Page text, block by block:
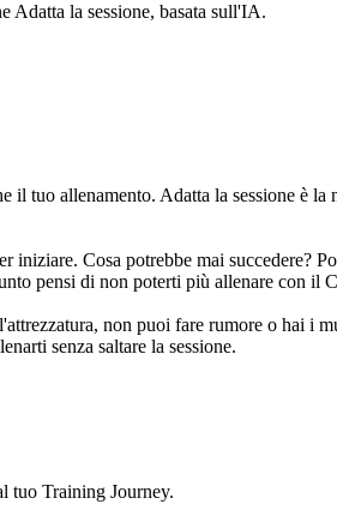
la sessione, basata sull'IA.
tuo allenamento. Adatta la sessione è
Cosa potrebbe mai succedere?
pensi di non poterti più allenare con
non puoi fare rumore o hai i
senza saltare la sessione.
tuo Training Journey.